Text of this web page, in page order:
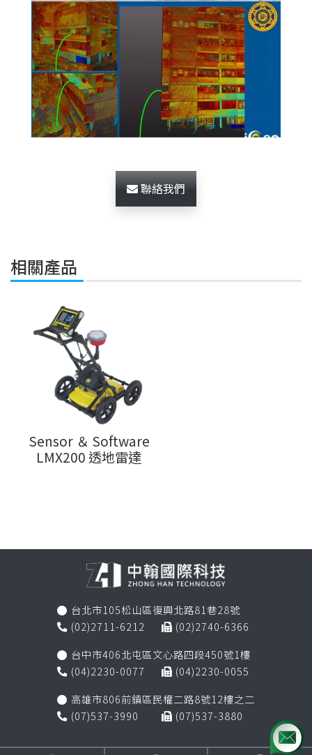
聯絡我們
相關產品
Sensor ＆ Software
LMX200 透地雷達
 台北市105松山區復興北路81巷28號
 (02)2711-6212  (02)2740-6366
 台中市406北屯區文心路四段450號1樓
 (04)2230-0077  (04)2230-0055
 高雄市806前鎮區民權二路8號12樓之二
 (07)537-3990  (07)537-3880